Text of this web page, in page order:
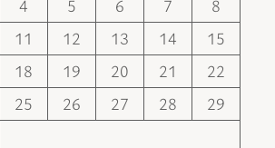
4 5 6 7
8
11 12 13 14
15
18 19 20 21
22
25 26 27 28
29